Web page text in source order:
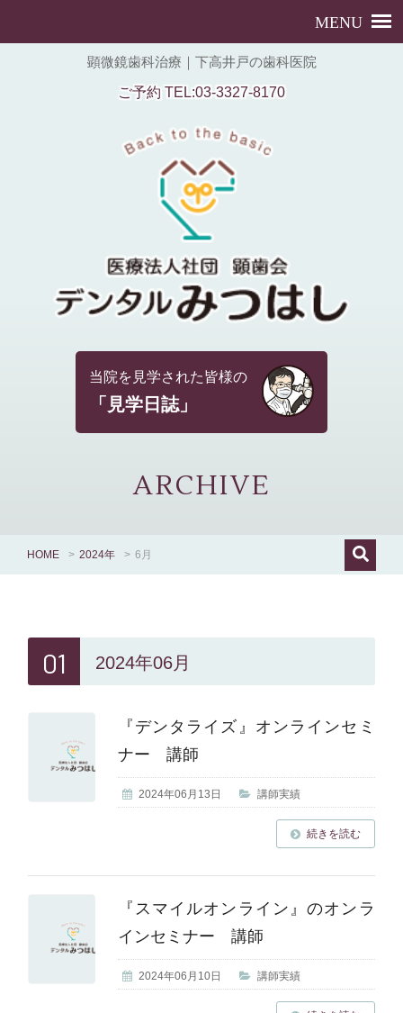
顕微鏡歯科治療｜下高井戸の歯科医院
ご予約 TEL:03-3327-8170
当院を見学された皆様の
「見学日誌」
ARCHIVE
HOME > 2024年 > 6月
01 2024年06月
『デンタライズ』オンラインセミ
ナー 講師
2024年06月13日 講師実績
続きを読む
『スマイルオンライン』のオンラ
インセミナー 講師
2024年06月10日 講師実績